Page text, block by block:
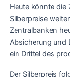
Heute könnte die
Silberpreise
Zentralbanken
Absicherung und
ein Drittel des
Der Silberpreis